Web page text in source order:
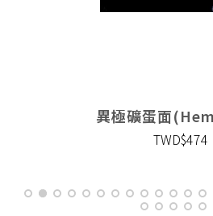
異極礦蛋面
TWD$474